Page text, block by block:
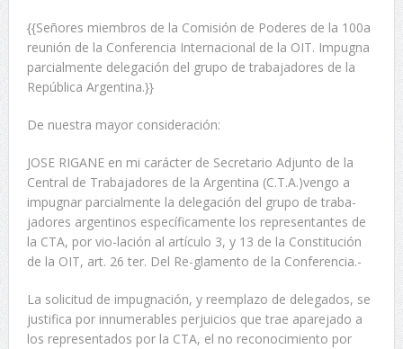
{{Señores miembros de la Comisión de Poderes de la 100a
reunión de la Conferencia Internacional de la OIT. Impugna
parcialmente delegación del grupo de trabajadores de la
República Argentina.}}
De nuestra mayor consideración:
JOSE RIGANE en mi carácter de Secretario Adjunto de la
Central de Trabajadores de la Argentina (C.T.A.)vengo a
impugnar parcialmente la delegación del grupo de traba-
jadores argentinos específicamente los representantes de
la CTA, por vio-lación al artículo 3, y 13 de la Constitución
de la OIT, art. 26 ter. Del Re-glamento de la Conferencia.-
La solicitud de impugnación, y reemplazo de delegados, se
justifica por innumerables perjuicios que trae aparejado a
los representados por la CTA, el no reconocimiento por